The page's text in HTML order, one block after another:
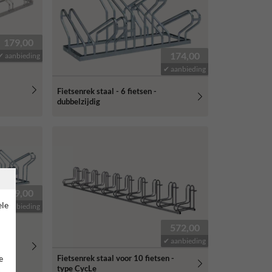
179,00
aanbieding 174,00
✔ aanbieding
Fietsenrek staal - 6 fietsen -
dubbelzijdig
339,00
aanbieding
572,00
✔ aanbieding
Fietsenrek staal voor 10 fietsen -
type CycLe